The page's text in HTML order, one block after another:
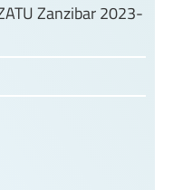
Zanzibar 2023-